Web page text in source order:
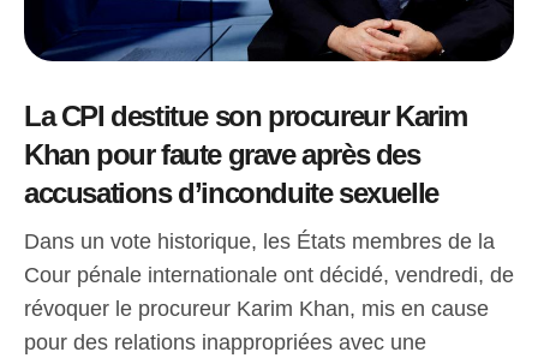
La CPI destitue son procureur Karim
Khan pour faute grave après des
accusations d’inconduite sexuelle
Dans un vote historique, les États membres de la
Cour pénale internationale ont décidé, vendredi, de
révoquer le procureur Karim Khan, mis en cause
pour des relations inappropriées avec une